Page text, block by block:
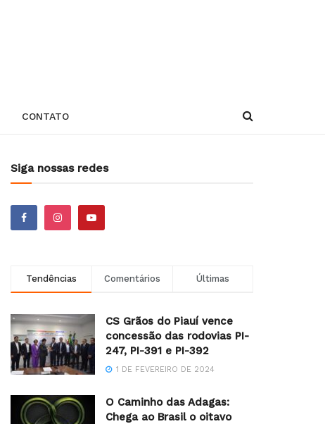
CONTATO
Siga nossas redes
Tendências Comentários Últimas
CS Grãos do Piauí vence
concessão das rodovias PI-
247, PI-391 e PI-392
1 DE FEVEREIRO DE 2024
O Caminho das Adagas:
Chega ao Brasil o oitavo